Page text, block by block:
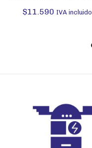
$11.590 IVA incluido